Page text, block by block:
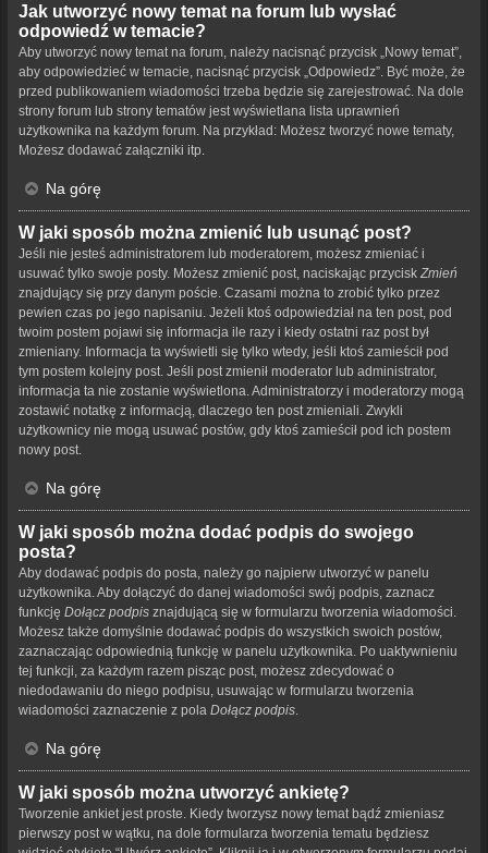
Jak utworzyć nowy temat na forum lub wysłać
odpowiedź w temacie?
Aby utworzyć nowy temat na forum, należy nacisnąć przycisk „Nowy temat”,
aby odpowiedzieć w temacie, nacisnąć przycisk „Odpowiedz”. Być może, że
przed publikowaniem wiadomości trzeba będzie się zarejestrować. Na dole
strony forum lub strony tematów jest wyświetlana lista uprawnień
użytkownika na każdym forum. Na przykład: Możesz tworzyć nowe tematy,
Możesz dodawać załączniki itp.
Na górę
W jaki sposób można zmienić lub usunąć post?
Jeśli nie jesteś administratorem lub moderatorem, możesz zmieniać i
usuwać tylko swoje posty. Możesz zmienić post, naciskając przycisk Zmień
znajdujący się przy danym poście. Czasami można to zrobić tylko przez
pewien czas po jego napisaniu. Jeżeli ktoś odpowiedział na ten post, pod
twoim postem pojawi się informacja ile razy i kiedy ostatni raz post był
zmieniany. Informacja ta wyświetli się tylko wtedy, jeśli ktoś zamieścił pod
tym postem kolejny post. Jeśli post zmienił moderator lub administrator,
informacja ta nie zostanie wyświetlona. Administratorzy i moderatorzy mogą
zostawić notatkę z informacją, dlaczego ten post zmieniali. Zwykli
użytkownicy nie mogą usuwać postów, gdy ktoś zamieścił pod ich postem
nowy post.
Na górę
W jaki sposób można dodać podpis do swojego
posta?
Aby dodawać podpis do posta, należy go najpierw utworzyć w panelu
użytkownika. Aby dołączyć do danej wiadomości swój podpis, zaznacz
funkcję Dołącz podpis znajdującą się w formularzu tworzenia wiadomości.
Możesz także domyślnie dodawać podpis do wszystkich swoich postów,
zaznaczając odpowiednią funkcję w panelu użytkownika. Po uaktywnieniu
tej funkcji, za każdym razem pisząc post, możesz zdecydować o
niedodawaniu do niego podpisu, usuwając w formularzu tworzenia
wiadomości zaznaczenie z pola Dołącz podpis
Na górę
W jaki sposób można utworzyć ankietę?
Tworzenie ankiet jest proste. Kiedy tworzysz nowy temat bądź zmieniasz
pierwszy post w wątku, na dole formularza tworzenia tematu będziesz